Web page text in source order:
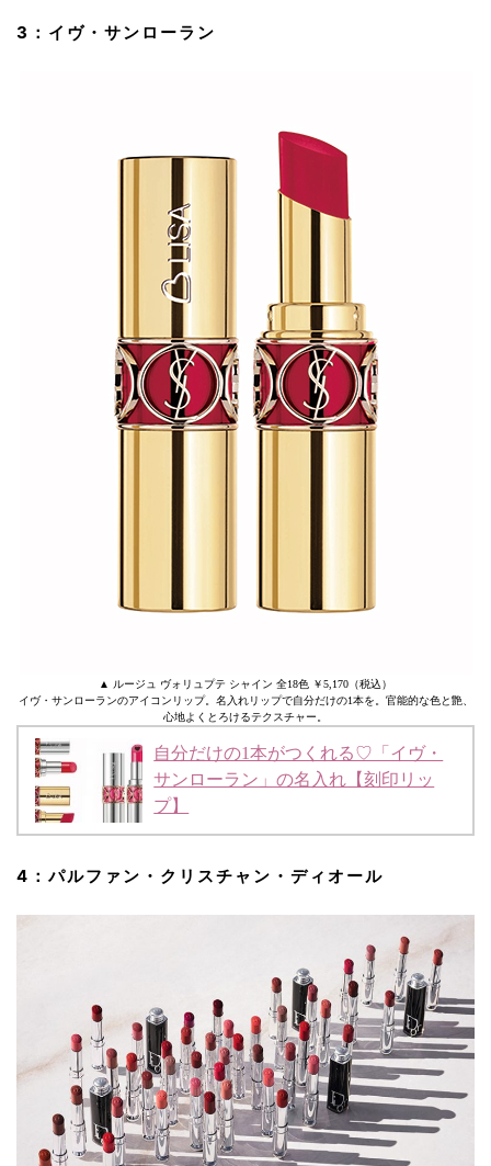
3：イヴ・サンローラン
▲ ルージュ ヴォリュプテ シャイン 全18色 ￥5,170（税込）
イヴ・サンローランのアイコンリップ。名入れリップで自分だけの1本を。官能的な色と艶、
心地よくとろけるテクスチャー。
自分だけの1本がつくれる♡「イヴ・
サンローラン」の名入れ【刻印リッ
プ】
4：パルファン・クリスチャン・ディオール